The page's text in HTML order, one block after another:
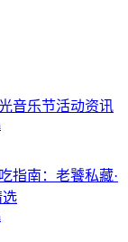
音乐节活动资讯
指南：老饕私藏·
选